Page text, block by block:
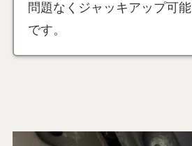
問題なくジャッキアップ可能
です。